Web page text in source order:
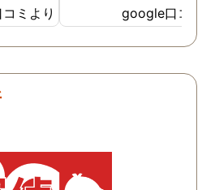
さんが
れてる
ったで
。弁護
えて
ミより google口コミ